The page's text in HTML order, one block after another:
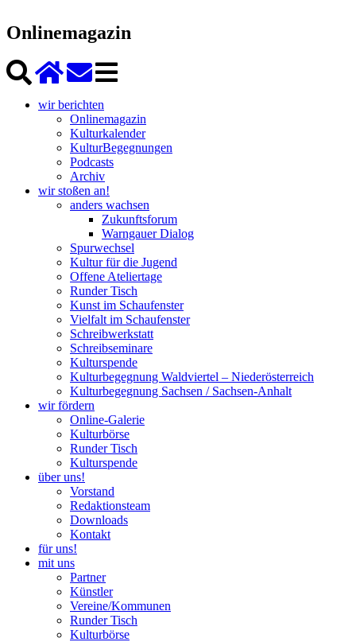
Onlinemagazin
wir berichten
Onlinemagazin
Kulturkalender
KulturBegegnungen
Podcasts
Archiv
wir stoßen an!
anders wachsen
Zukunftsforum
Warngauer Dialog
Spurwechsel
Kultur für die Jugend
Offene Ateliertage
Runder Tisch
Kunst im Schaufenster
Vielfalt im Schaufenster
Schreibwerkstatt
Schreibseminare
Kulturspende
Kulturbegegnung Waldviertel – Niederösterreich
Kulturbegegnung Sachsen / Sachsen-Anhalt
wir fördern
Online-Galerie
Kulturbörse
Runder Tisch
Kulturspende
über uns!
Vorstand
Redaktionsteam
Downloads
Kontakt
für uns!
mit uns
Partner
Künstler
Vereine/Kommunen
Runder Tisch
Kulturbörse